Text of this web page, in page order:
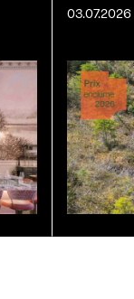
03.07.2026